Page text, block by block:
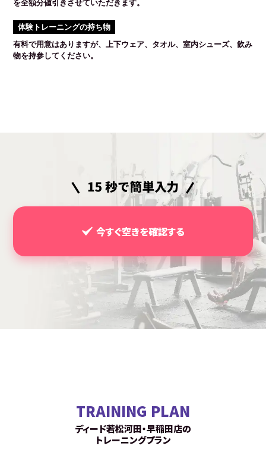
を全額分値引きさせていただきます。
体験トレーニングの持ち物
有料で用意はありますが、上下ウェア、タオル、室内シューズ、飲み
物を持参してください。
今すぐ空きを確認する
TRAINING PLAN
ディード若松河田・早稲田店の
トレーニングプラン